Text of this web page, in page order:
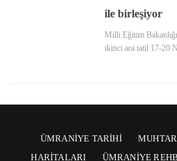
ile birleşiyor
Milli Eğitim
ikinci ara tatil 17-20
ÜMRANİYE TARİHİ
HARİTALARI
ÜMRANİYE